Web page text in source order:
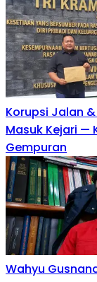
Korupsi Jalan
Masuk Kejari —
Gempuran
Wahyu